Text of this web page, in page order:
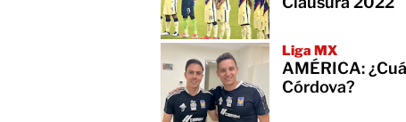
Liga MX
AMÉRICA:
Córdova?